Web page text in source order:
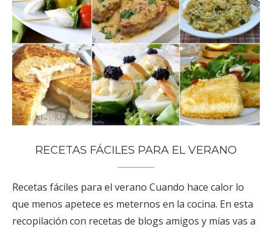
RECETAS FÁCILES PARA EL VERANO
Recetas fáciles para el verano Cuando hace calor lo
que menos apetece es meternos en la cocina. En esta
recopilación con recetas de blogs amigos y mías vas a